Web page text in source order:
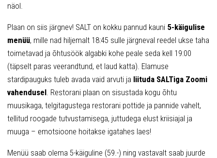
näol.
Plaan on siis järgnev! SALT on kokku pannud kauni 5-käigulise
menüü, mille nad hiljemalt 18:45 sulle järgneval reedel ukse taha
toimetavad ja õhtusöök algabki kohe peale seda kell 19:00
(täpselt paras veerandtund, et laud katta). Elamuse
stardipauguks tuleb avada vaid arvuti ja liituda SALTiga Zoomi
vahendusel . Restorani plaan on sisustada kogu õhtu
muusikaga, telgitagustega restorani pottide ja pannide vahelt,
tellitud roogade tutvustamisega, juttudega elust kriisiajal ja
muuga – emotsioone hoitakse igatahes laes!
Menüü saab olema 5-käiguline (59.-) ning vastavalt saab juurde